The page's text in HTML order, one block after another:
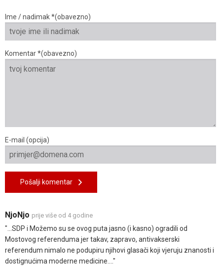
Ime / nadimak *(obavezno)
Komentar *(obavezno)
E-mail (opcija)
Pošalji komentar
NjoNjo prije više od 4 godine
"...SDP i Možemo su se ovog puta jasno (i kasno) ogradili od
Mostovog referenduma jer takav, zapravo, antivakserski
referendum nimalo ne podupiru njihovi glasači koji vjeruju znanosti i
dostignućima moderne medicine...."